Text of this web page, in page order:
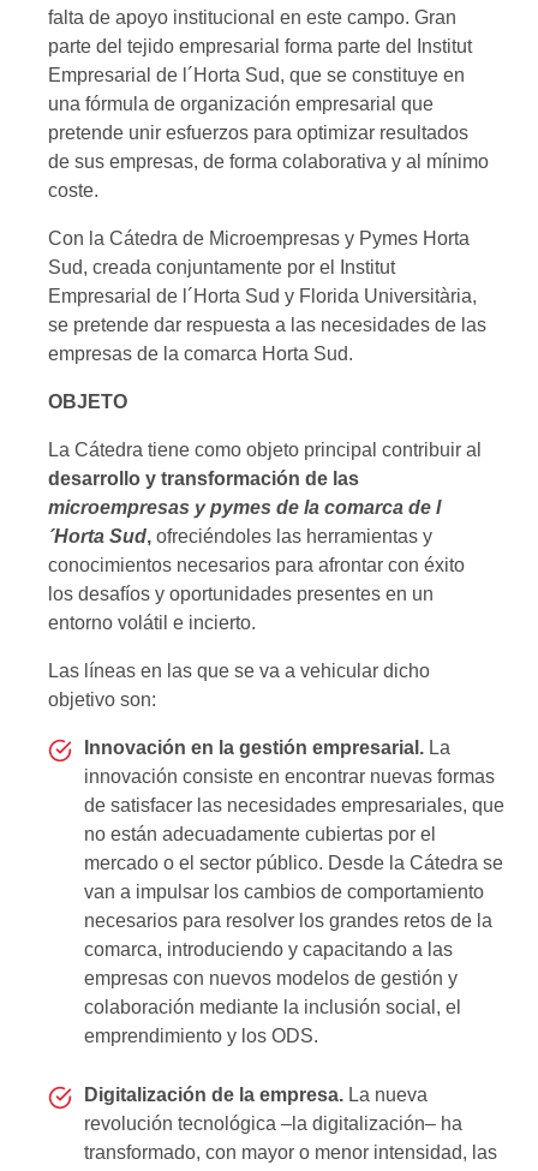
falta de apoyo institucional en este campo. Gran
parte del tejido empresarial forma parte del Institut
Empresarial de l´Horta Sud, que se constituye en
una fórmula de organización empresarial que
pretende unir esfuerzos para optimizar resultados
de sus empresas, de forma colaborativa y al mínimo
coste.
Con la Cátedra de Microempresas y Pymes Horta
Sud, creada conjuntamente por el Institut
Empresarial de l´Horta Sud y Florida Universitària,
se pretende dar respuesta a las necesidades de las
empresas de la comarca Horta Sud.
OBJETO
La Cátedra tiene como objeto principal contribuir al
desarrollo y transformación de las
microempresas y pymes de la comarca de l
´Horta Sud, ofreciéndoles las herramientas y
conocimientos necesarios para afrontar con éxito
los desafíos y oportunidades presentes en un
entorno volátil e incierto.
Las líneas en las que se va a vehicular dicho
objetivo son:
Innovación en la gestión empresarial. La
innovación consiste en encontrar nuevas formas
de satisfacer las necesidades empresariales, que
no están adecuadamente cubiertas por el
mercado o el sector público. Desde la Cátedra se
van a impulsar los cambios de comportamiento
necesarios para resolver los grandes retos de la
comarca, introduciendo y capacitando a las
empresas con nuevos modelos de gestión y
colaboración mediante la inclusión social, el
emprendimiento y los ODS.
Digitalización de la empresa. La nueva
revolución tecnológica –la digitalización– ha
transformado, con mayor o menor intensidad, las